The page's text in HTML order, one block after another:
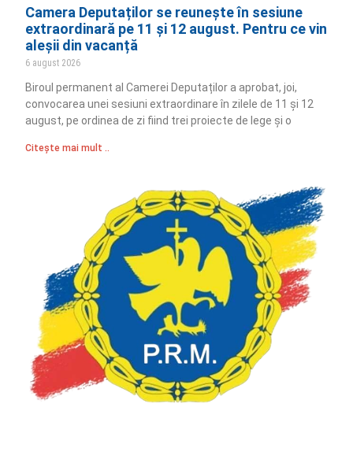
Camera Deputaților se reunește în sesiune
extraordinară pe 11 și 12 august. Pentru ce vin
aleșii din vacanță
6 august 2026
Biroul permanent al Camerei Deputaților a aprobat, joi,
convocarea unei sesiuni extraordinare în zilele de 11 și 12
august, pe ordinea de zi fiind trei proiecte de lege și o
Citește mai mult ..